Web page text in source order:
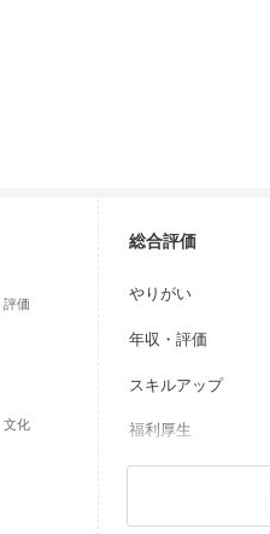
評価
文化
総合評価
やりがい
年収・評価
スキルアップ
福利厚生
社員・管理職